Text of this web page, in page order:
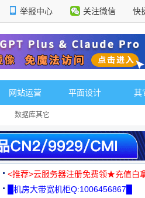
举报中心 关注微信 快
网站运营 平面设计 其
数据库其它
<推荐>云服务器注册免费领★充值白
█机房大带宽机柜Q:1006456867█